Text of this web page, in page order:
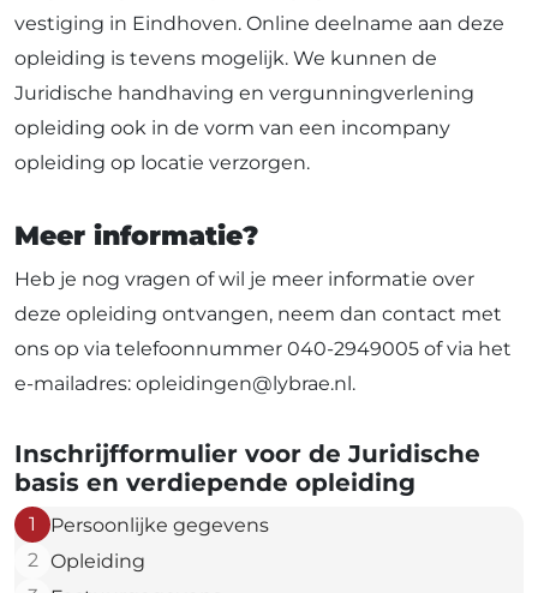
vestiging in Eindhoven. Online deelname aan deze
opleiding is tevens mogelijk. We kunnen de
Juridische handhaving en vergunningverlening
opleiding ook in de vorm van een incompany
opleiding op locatie verzorgen.
Meer informatie?
Heb je nog vragen of wil je meer informatie over
deze opleiding ontvangen, neem dan contact met
ons op via telefoonnummer 040-2949005 of via het
e-mailadres: opleidingen@lybrae.nl.
Inschrijfformulier voor de Juridische
basis en verdiepende opleiding
1
Persoonlijke gegevens
2 Opleiding